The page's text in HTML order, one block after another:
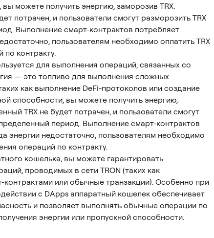
можете получить энергию, заморозив TRX.
потрачен, и пользователи смогут разморозить TRX
Выполнение смарт-контрактов потребляет
пользователям необходимо оплатить TRX
контракту.
для выполнения операций, связанных со
— это топливо для выполнения сложных
как выполнение DeFi-протоколов или создание
способности, вы можете получить энергию,
TRX не будет потрачен, и пользователи смогут
период. Выполнение смарт-контрактов
энергии недостаточно, пользователям необходимо
операций по контракту.
кошелька, вы можете гарантировать
проводимых в сети TRON (таких как
контрактами или обычные транзакции). Особенно при
с DApps аппаратный кошелек обеспечивает
и позволяет выполнять обычные операции по
энергии или пропускной способности.